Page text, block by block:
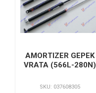
AMORTIZER GEPEK
VRATA (566L-280N)
SKU: 037608305